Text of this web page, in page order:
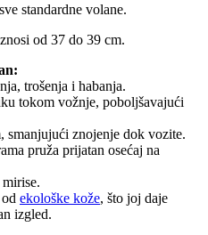
standardne volane.
od 37 do 39 cm.
trošenja i habanja.
tokom vožnje, poboljšavajući
smanjujući znojenje dok vozite.
pruža prijatan osećaj na
ekološke kože, što joj daje
izgled.